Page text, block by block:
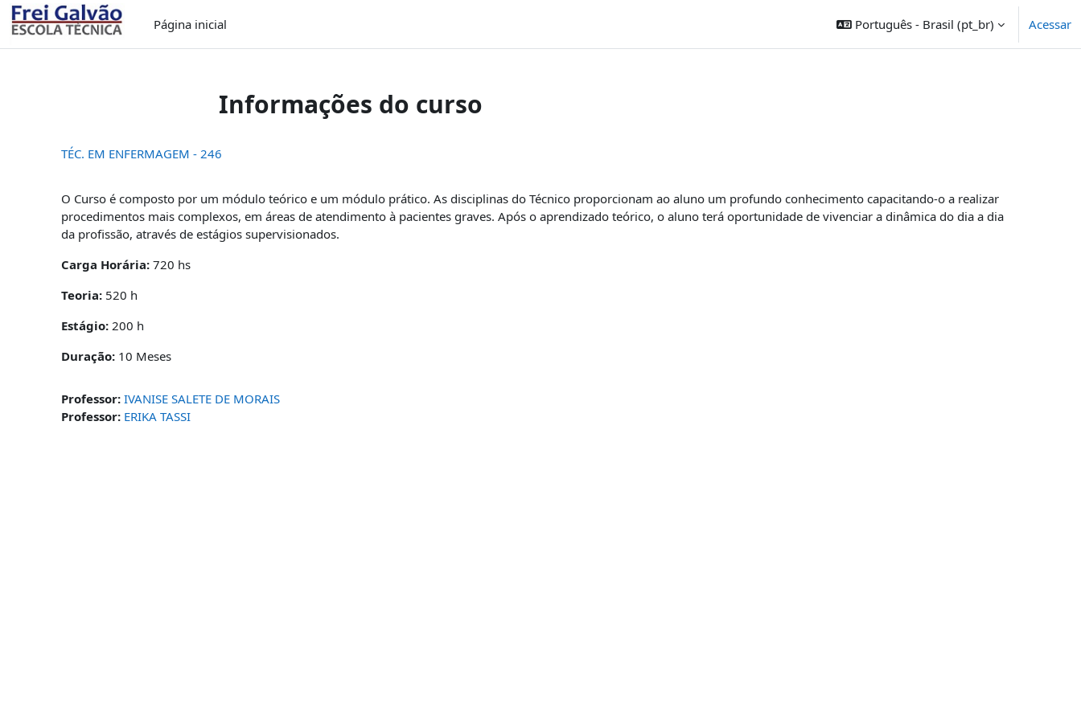
Ir para o conteúdo principal
Página inicial
Português - Brasil ‎(pt_br)‎ Acessar
Informações do curso
TÉC. EM ENFERMAGEM - 246
O Curso é composto por um módulo teórico e um módulo prático. As disciplinas do Técnico proporcionam ao aluno um profundo conhecimento capacitando-o a realizar
procedimentos mais complexos, em áreas de atendimento à pacientes graves. Após o aprendizado teórico, o aluno terá oportunidade de vivenciar a dinâmica do dia a dia
da profissão, através de estágios supervisionados.
Carga Horária: 720 hs
Teoria: 520 h
Estágio: 200 h
Duração: 10 Meses
Professor: IVANISE SALETE DE MORAIS
Professor: ERIKA TASSI